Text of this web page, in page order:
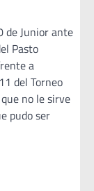
de Junior ante
Pasto
a
del Torneo
no le sirve
pudo ser